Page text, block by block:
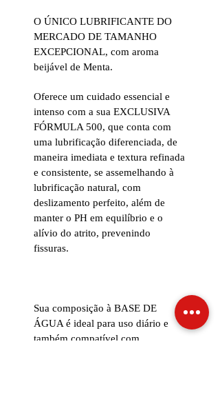
O ÚNICO LUBRIFICANTE DO
MERCADO DE TAMANHO
EXCEPCIONAL, com aroma
beijável de Menta.
Oferece um cuidado essencial e
intenso com a sua EXCLUSIVA
FÓRMULA 500, que conta com
uma lubrificação diferenciada, de
maneira imediata e textura refinada
e consistente, se assemelhando à
lubrificação natural, com
deslizamento perfeito, além de
manter o PH em equilíbrio e o
alívio do atrito, prevenindo
fissuras.
Sua composição à BASE DE
ÁGUA é ideal para uso diário e
também compatível com